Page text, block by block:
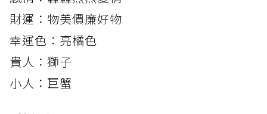
財運：物美價廉好物
幸運色：亮橘色
貴人：獅子
小人：巨蟹